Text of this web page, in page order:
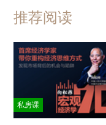
推荐阅读
私房课